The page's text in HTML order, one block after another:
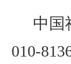
中国
010-